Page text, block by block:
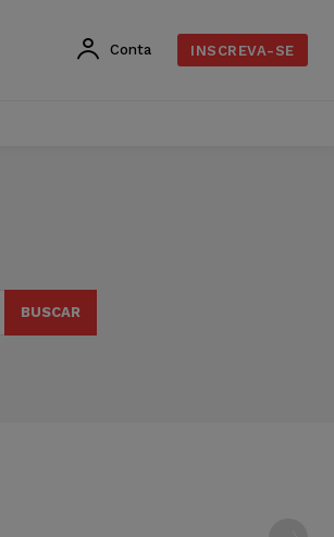
Conta INSCREVA-SE
BUSCAR